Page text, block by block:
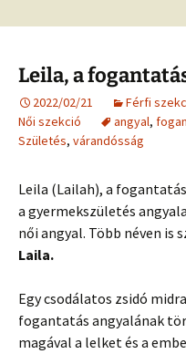
Leila, a
2022/02/21 Férfi
Női szekció
angyal,
Születés, várandósság
Leila (Lailah), a
a gyermekszületés
női angyal. Több néven is
Laila.
Egy csodálatos zsidó
fogantatás angyalának
magával a lelket és a